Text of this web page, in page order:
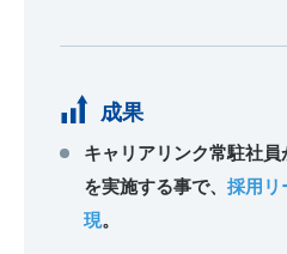
成果
キャリアリンク常駐社
を実施する事で、 採用リ
現。